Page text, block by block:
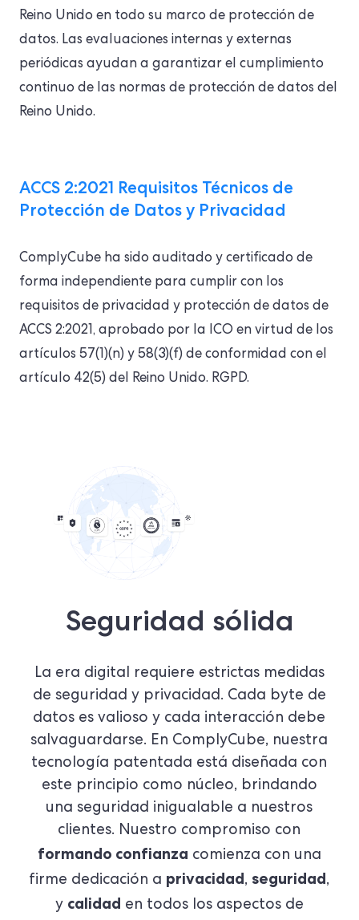
Reino Unido en todo su marco de protección de
datos. Las evaluaciones internas y externas
periódicas ayudan a garantizar el cumplimiento
continuo de las normas de protección de datos del
Reino Unido.
ACCS 2:2021 Requisitos Técnicos de
Protección de Datos y Privacidad
ComplyCube ha sido auditado y certificado de
forma independiente para cumplir con los
requisitos de privacidad y protección de datos de
ACCS 2:2021, aprobado por la ICO en virtud de los
artículos 57(1)(n) y 58(3)(f) de conformidad con el
artículo 42(5) del Reino Unido. RGPD.
Seguridad sólida
La era digital requiere estrictas medidas
de seguridad y privacidad. Cada byte de
datos es valioso y cada interacción debe
salvaguardarse. En ComplyCube, nuestra
tecnología patentada está diseñada con
este principio como núcleo, brindando
una seguridad inigualable a nuestros
clientes. Nuestro compromiso con
formando confianza comienza con una
firme dedicación a privacidad,seguridad,
y calidad en todos los aspectos de